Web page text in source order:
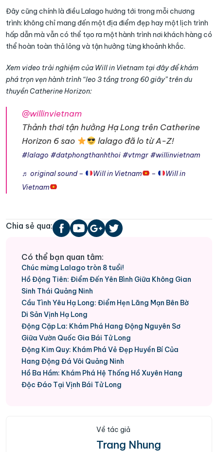
Đây cũng chính là điều Lalago hướng tới trong mỗi chương
trình: không chỉ mang đến một địa điểm đẹp hay một lịch trình
hấp dẫn mà vẫn có thể tạo ra một hành trình nơi khách hàng có
thể hoàn toàn thả lỏng và tận hưởng từng khoảnh khắc.
Xem video trải nghiệm của Will in Vietnam tại đây để khám
phá trọn vẹn hành trình “leo 3 tầng trong 60 giây” trên du
thuyền Catherine Horizon:
@willinvietnam
Thảnh thơi tận hưởng Hạ Long trên Catherine
Horizon 6 sao
lalago đã lo từ A-Z!
#lalago #datphongthanhthoi #vtmgr #willinvietnam
♬ original sound – Will in Vietnam –
Will in
Vietnam
Chia sẻ qua:
Có thể bạn quan tâm:
Chúc mừng Lalago tròn 8 tuổi!
Hồ Động Tiên: Điểm Đến Yên Bình Giữa Không Gian
Sinh Thái Quảng Ninh
Cầu Tình Yêu Hạ Long: Điểm Hẹn Lãng Mạn Bên Bờ
Di Sản Vịnh Hạ Long
Động Cặp La: Khám Phá Hang Động Nguyên Sơ
Giữa Vườn Quốc Gia Bái Tử Long
Động Kim Quy: Khám Phá Vẻ Đẹp Huyền Bí Của
Hang Động Đá Vôi Quảng Ninh
Hồ Ba Hầm: Khám Phá Hệ Thống Hồ Xuyên Hang
Độc Đáo Tại Vịnh Bái Tử Long
Về tác giả
Trang Nhung